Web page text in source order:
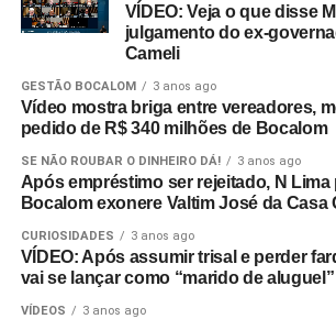
VÍDEO: Veja o que disse
julgamento do ex-
Cameli
GESTÃO BOCALOM 3 anos ago
Vídeo mostra briga entre vereadores,
pedido de R$ 340 milhões de Bocalom
SE NÃO ROUBAR O DINHEIRO DÁ! 3 anos ago
Após empréstimo ser rejeitado, N Lima
Bocalom exonere Valtim José da Casa
CURIOSIDADES 3 anos ago
VÍDEO: Após assumir trisal e perder
vai se lançar como “marido de aluguel”
VÍDEOS 3 anos ago